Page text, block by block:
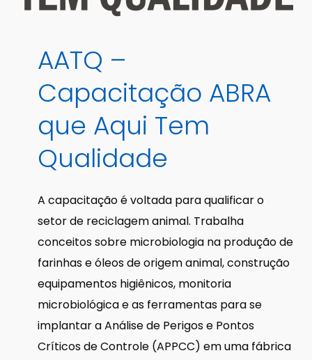
AATQ –
Capacitação ABRA
que Aqui Tem
Qualidade
A capacitação é voltada para qualificar o
setor de reciclagem animal. Trabalha
conceitos sobre microbiologia na produção de
farinhas e óleos de origem animal, construção
equipamentos higiênicos, monitoria
microbiológica e as ferramentas para se
implantar a Análise de Perigos e Pontos
Críticos de Controle (APPCC) em uma fábrica